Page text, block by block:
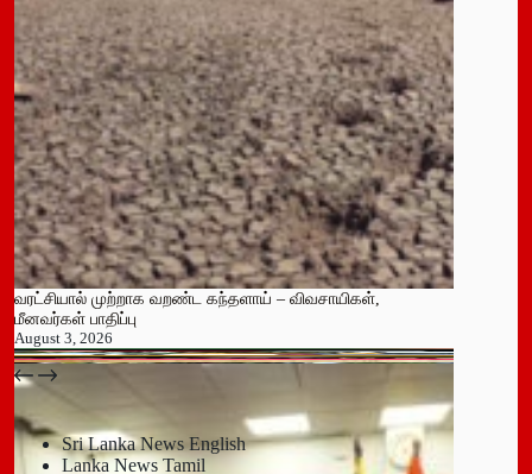
வரட்சியால் முற்றாக வறண்ட கந்தளாய் – விவசாயிகள்,
மீனவர்கள் பாதிப்பு
August 3, 2026
பதுளை மாநகர சபையின் NPP உறுப்பினர் திடீர் ராஜினாமா!
July 14, 2026
Sri Lanka News English
Lanka News Tamil